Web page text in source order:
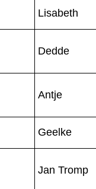
Lisabeth
Dedde
Antje
Geelke
Jan Tromp